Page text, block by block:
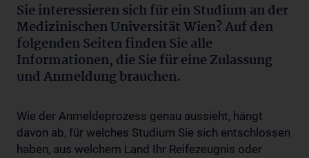
Sie interessieren sich für ein Studium an der
Medizinischen Universität Wien? Auf den
folgenden Seiten finden Sie alle
Informationen, die Sie für eine Zulassung
und Anmeldung brauchen.
Wie der Anmeldeprozess genau aussieht, hängt
davon ab, für welches Studium Sie sich entschlossen
haben, aus welchem Land Ihr Reifezeugnis oder